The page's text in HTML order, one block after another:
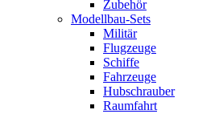
Zubehör
Modellbau-Sets
Militär
Flugzeuge
Schiffe
Fahrzeuge
Hubschrauber
Raumfahrt